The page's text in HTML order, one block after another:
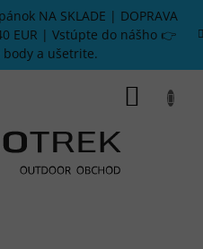
NA SKLADE | DOPRAVA
EUR | Vstúpte do nášho 👉
a ušetrite.